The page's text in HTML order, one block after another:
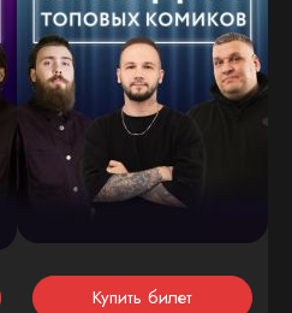
Купить билет